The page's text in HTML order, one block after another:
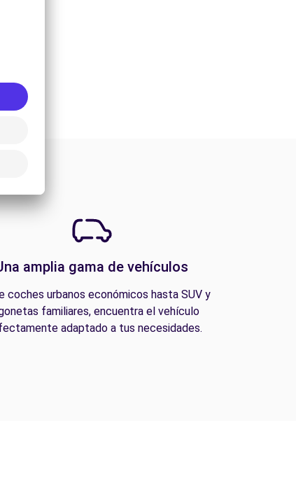
amplia gama de vehículos
coches urbanos económicos hasta SUV y
familiares, encuentra el vehículo
adaptado a tus necesidades.